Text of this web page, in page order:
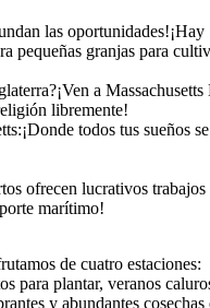
las oportunidades!¡Hay
pequeñas granjas para
a Massachusetts
libremente!
todos tus sueños
ofrecen lucrativos trabajos
marítimo!
de cuatro estaciones:
para plantar, veranos
y abundantes cosechas